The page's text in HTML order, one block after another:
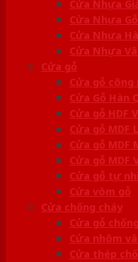
Cửa Nhựa
Cửa Nhựa Gỗ
Cửa Nhựa
Cửa Nhựa
Cửa gỗ
Cửa gỗ công
Cửa Gỗ Hàn
Cửa gỗ HDF
Cửa gỗ MDF
Cửa gỗ MDF
Cửa gỗ MDF
Cửa gỗ tự
Cửa vòm gỗ
Cửa chống cháy
Cửa gỗ
Cửa nhôm
Cửa thép